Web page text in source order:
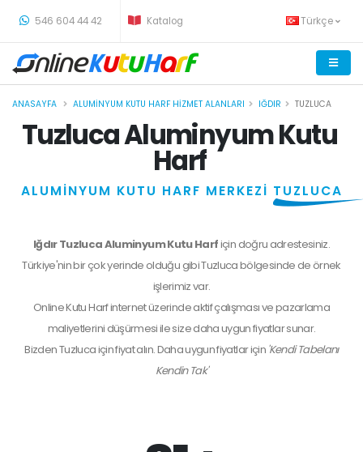
546 604 44 42 Katalog Türkçe
ANASAYFA ALUMINYUM KUTU HARF HIZMET ALANLARI IĞDIR TUZLUCA
Tuzluca Aluminyum Kutu
Harf
ALUMİNYUM KUTU HARF MERKEZİ TUZLUCA
Iğdır Tuzluca Aluminyum Kutu Harfiçin doğru adrestesiniz.
Türkiye'nin bir çok yerinde olduğu gibi Tuzluca bölgesinde de örnek
işlerimiz var.
Online Kutu Harf internet üzerinde aktif çalışması ve pazarlama
maliyetlerini düşürmesi ile size daha uygun fiyatlar sunar.
BizdenTuzlucaiçin fiyat alın. Daha uygun fiyatlar için 'Kendi Tabelanı
Kendin Tak'